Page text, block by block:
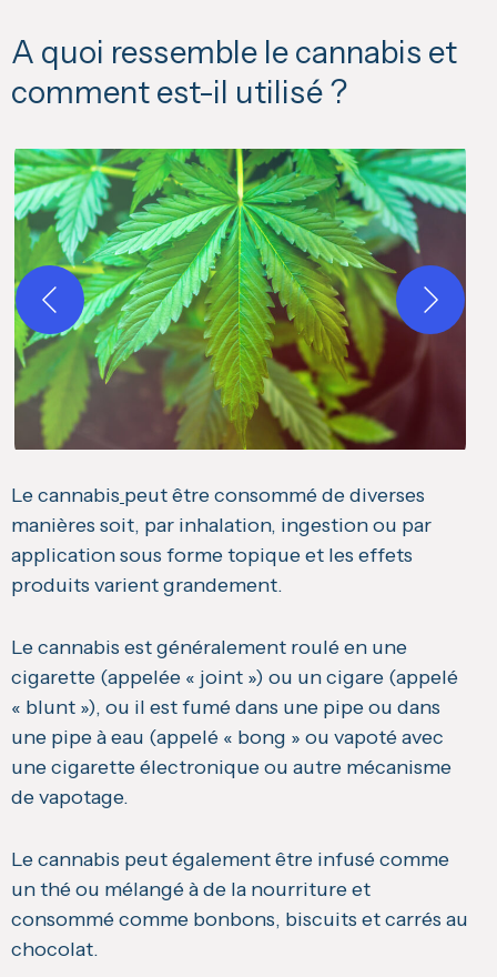
A quoi ressemble le cannabis et
comment est-il utilisé ?
Le cannabis peut être consommé de diverses
manières soit, par inhalation, ingestion ou par
application sous forme topique et les effets
produits varient grandement.
Le cannabis est généralement roulé en une
cigarette (appelée « joint ») ou un cigare (appelé
« blunt »), ou il est fumé dans une pipe ou dans
une pipe à eau (appelé « bong » ou vapoté avec
une cigarette électronique ou autre mécanisme
de vapotage.
Le cannabis peut également être infusé comme
un thé ou mélangé à de la nourriture et
consommé comme bonbons, biscuits et carrés au
chocolat.